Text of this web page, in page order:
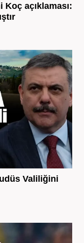
açıklaması:
Valiliğini